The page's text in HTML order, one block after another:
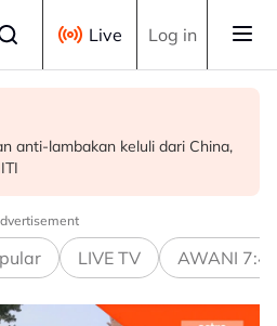
Live Log in
anti-lambakan keluli dari China,
mengaku salah beri rasuah
di Mahkamah Sesyen Kuala
LIVE TV AWANI